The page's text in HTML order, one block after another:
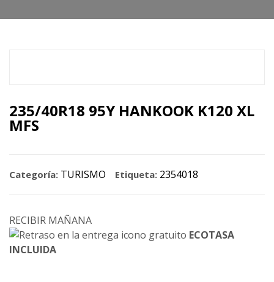
235/40R18 95Y HANKOOK K120 XL
MFS
Categoría: TURISMO Etiqueta: 2354018
RECIBIR MAÑANA
ECOTASA
INCLUIDA